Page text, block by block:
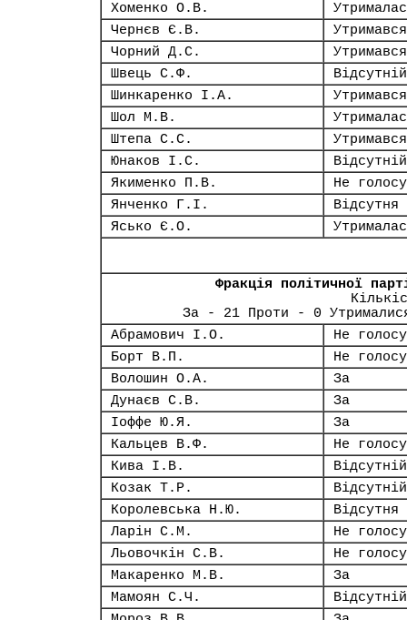
Хоменко О.В.
Чернєв Є.В.
Утримався
Чорний Д.С.
Утримався
Швець С.Ф.
Відсутній
Шинкаренко І.А.
Утримався
Шол М.В.
Штепа С.С.
Утримався
Юнаков І.С.
Відсутній
Якименко П.В.
Не
Янченко Г.І.
Відсутня
Ясько Є.О.
Фракція політичної
За - 21 Проти - 0
Абрамович І.О.
Не
Борт В.П.
Не
Волошин О.А.
За
Дунаєв С.В.
За
Іоффе Ю.Я.
За
Кальцев В.Ф.
Не
Кива І.В.
Відсутній
Козак Т.Р.
Відсутній
Королевська Н.Ю.
Відсутня
Ларін С.М.
Не
Льовочкін С.В.
Не
Макаренко М.В.
За
Мамоян С.Ч.
Відсутній